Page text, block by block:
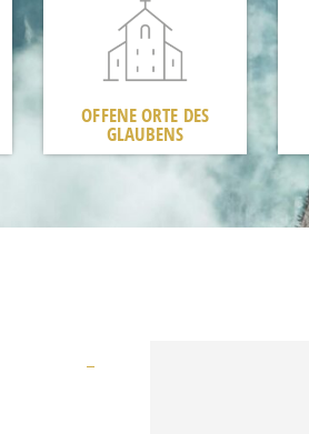
OFFENE ORTE DES
GLAUBENS